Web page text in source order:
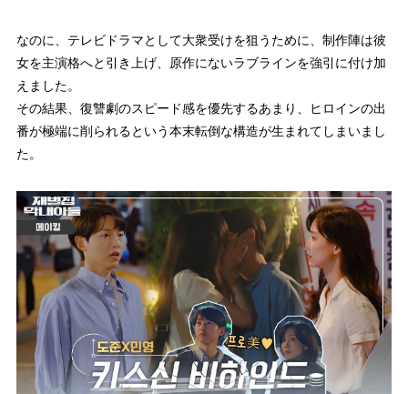
なのに、テレビドラマとして大衆受けを狙うために、制作陣は彼
女を主演格へと引き上げ、原作にないラブラインを強引に付け加
えました。
その結果、復讐劇のスピード感を優先するあまり、ヒロインの出
番が極端に削られるという本末転倒な構造が生まれてしまいまし
た。